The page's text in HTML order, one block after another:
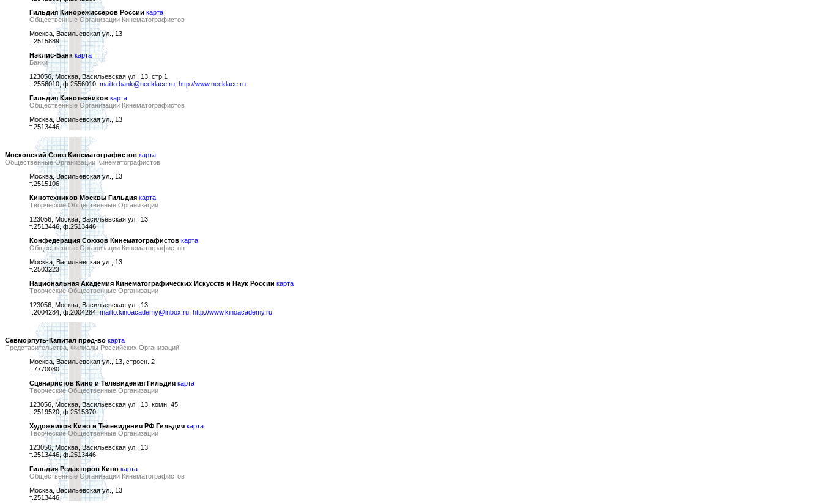
Гильдия Кинорежиссеров России карта
Общественные Организации Кинематографистов
Москва, Васильевская ул., 13
т.2515889
Нэклис-Банк карта
Банки
123056, Москва, Васильевская ул., 13, стр.1
т.2556010, ф.2556010, mailto:bank@necklace.ru http://www.necklace.ru
Гильдия Кинотехников карта
Общественные Организации Кинематографистов
Москва, Васильевская ул., 13
т.2513446
Московский Союз Кинематографистов карта
Общественные Организации Кинематографистов
Москва, Васильевская ул., 13
т.2515106
Кинотехников Москвы Гильдия карта
Творческие Общественные Организации
123056, Москва, Васильевская ул., 13
т.2513446, ф.2513446
Конфедерация Союзов Кинематографистов карта
Общественные Организации Кинематографистов
Москва, Васильевская ул., 13
т.2503223
Национальная Академия Кинематографических Искусств и Наук России карта
Творческие Общественные Организации
123056, Москва, Васильевская ул., 13
т.2004284, ф.2004284,mailto:kinoacademy@inbox.ru http://www.kinoacademy.ru
Севморпуть-Капитал пред-во карта
Представительства, Филиалы Российских Организаций
Москва, Васильевская ул., 13, строен. 2
т.7770080
Сценаристов Кино и Телевидения Гильдия карта
Творческие Общественные Организации
123056, Москва, Васильевская ул., 13, комн. 45
т.2519520, ф.2515370
Художников Кино и Телевидения РФ Гильдия карта
Творческие Общественные Организации
123056, Москва, Васильевская ул., 13
т.2513446, ф.2513446
Гильдия Редакторов Кино карта
Общественные Организации Кинематографистов
Москва, Васильевская ул., 13
т.2513446